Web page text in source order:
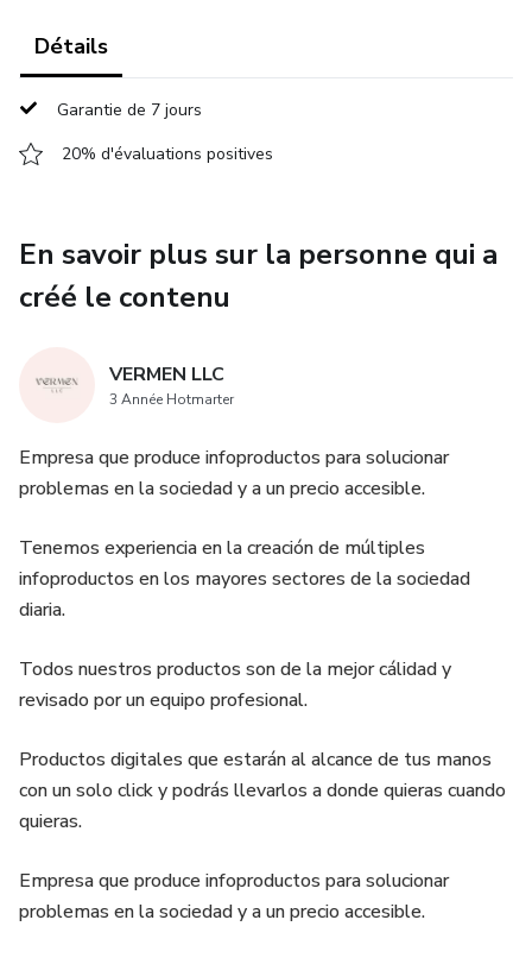
Détails
Garantie de 7 jours
20% d'évaluations positives
En savoir plus sur la personne qui a
créé le contenu
VERMEN LLC
3 Année Hotmarter
Empresa que produce infoproductos para solucionar
problemas en la sociedad y a un precio accesible.
Tenemos experiencia en la creación de múltiples
infoproductos en los mayores sectores de la sociedad
diaria.
Todos nuestros productos son de la mejor cálidad y
revisado por un equipo profesional.
Productos digitales que estarán al alcance de tus manos
con un solo click y podrás llevarlos a donde quieras cuando
quieras.
Empresa que produce infoproductos para solucionar
problemas en la sociedad y a un precio accesible.